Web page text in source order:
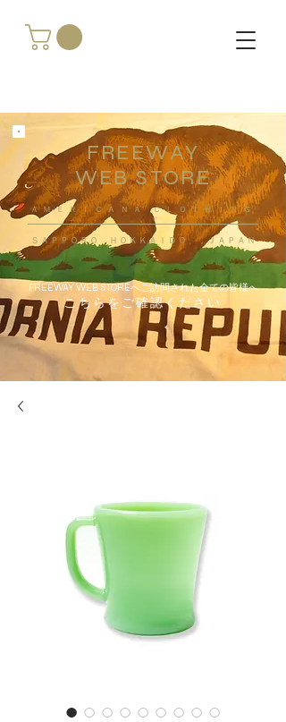
FREEWAY
WEB STORE
​ＡＭＥＲＩＣＡＮＡ ＣＬＯＴＨＩＮＧ
ＳＡＰＰＯＲＯ ＨＯＫＫＡＩＤＯ ，ＪＡＰＡＮ
FREEWAY WEB STOREへご訪問された全ての皆様へ
こちらをご確認ください